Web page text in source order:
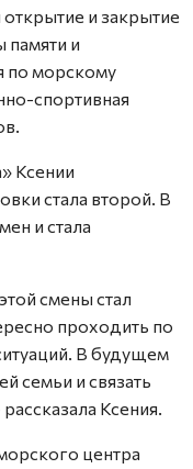
и закрытие
памяти и
по морскому
спортивная
Ксении
стала второй. В
и стала
смены стал
проходить по
В будущем
семьи и связать
Ксения.
центра